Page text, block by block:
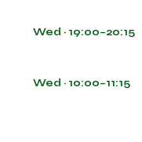
Wed · 19:00–20:15
Wed · 10:00–11:15